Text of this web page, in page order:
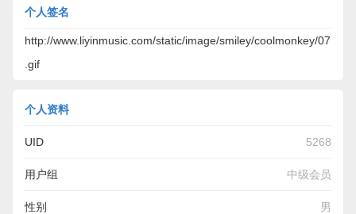
个人签名
http://www.liyinmusic.com/static/image/smiley/coolmonkey/07
.gif
个人资料
UID 5268
用户组 中级会员
性别 男